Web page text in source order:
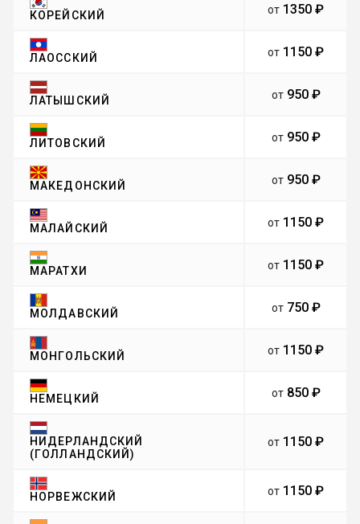
КОРЕЙСКИЙ от 1350 ₽
ЛАОССКИЙ от 1150 ₽
ЛАТЫШСКИЙ от950 ₽
ЛИТОВСКИЙ от950 ₽
МАКЕДОНСКИЙ от950 ₽
МАЛАЙСКИЙ от 1150 ₽
МАРАТХИ от 1150 ₽
МОЛДАВСКИЙ от750 ₽
МОНГОЛЬСКИЙ от 1150 ₽
НЕМЕЦКИЙ от850 ₽
НИДЕРЛАНДСКИЙ
(ГОЛЛАНДСКИЙ)
от 1150 ₽
НОРВЕЖСКИЙ от 1150 ₽